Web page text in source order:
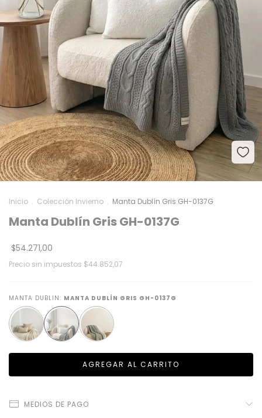
Inicio . Colección Invierno . Manta Dublín Gris GH-0137G
Manta Dublín Gris GH-0137G
$54.271,00
Precio sin impuestos $44.852,07
MANTA DUBLIN: MANTA DUBLÍN GRIS GH-0137G
MEDIOS DE PAGO